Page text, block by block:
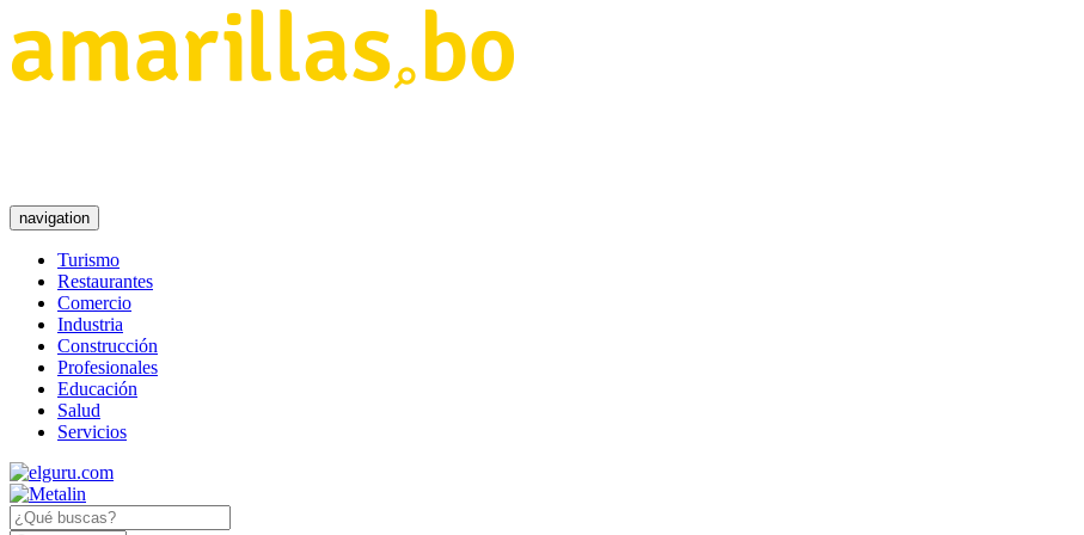
navigation
Turismo
Restaurantes
Comercio
Industria
Construcción
Profesionales
Educación
Salud
Servicios